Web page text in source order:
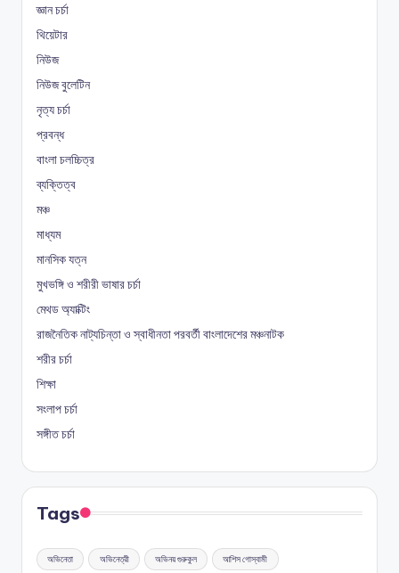
জ্ঞান চর্চা
থিয়েটার
নিউজ
নিউজ বুলেটিন
নৃত্য চর্চা
প্রবন্ধ
বাংলা চলচ্চিত্র
ব্যক্তিত্ব
মঞ্চ
মাধ্যম
মানসিক যত্ন
মুখভঙ্গি ও শরীরী ভাষার চর্চা
মেথড অ্যাক্টিং
রাজনৈতিক নাট্যচিন্তা ও স্বাধীনতা পরবর্তী বাংলাদেশের মঞ্চনাটক
শরীর চর্চা
শিক্ষা
সংলাপ চর্চা
সঙ্গীত চর্চা
Tags
অভিনেতা অভিনেত্রী অভিনয় গুরুকুল আশিস গোস্বামী